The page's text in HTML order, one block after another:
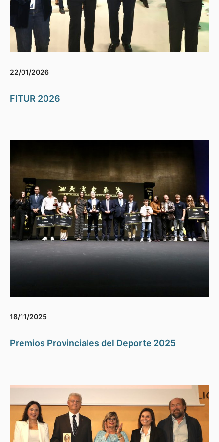
22/01/2026
FITUR 2026
18/11/2025
Premios Provinciales del Deporte 2025